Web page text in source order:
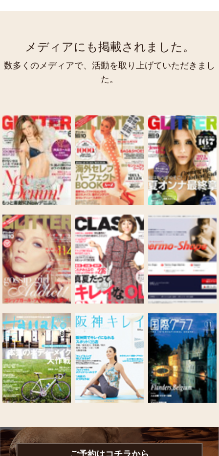
メディアにも掲載されました。
数多くのメディアで、活動を取り上げていただきまし
た。